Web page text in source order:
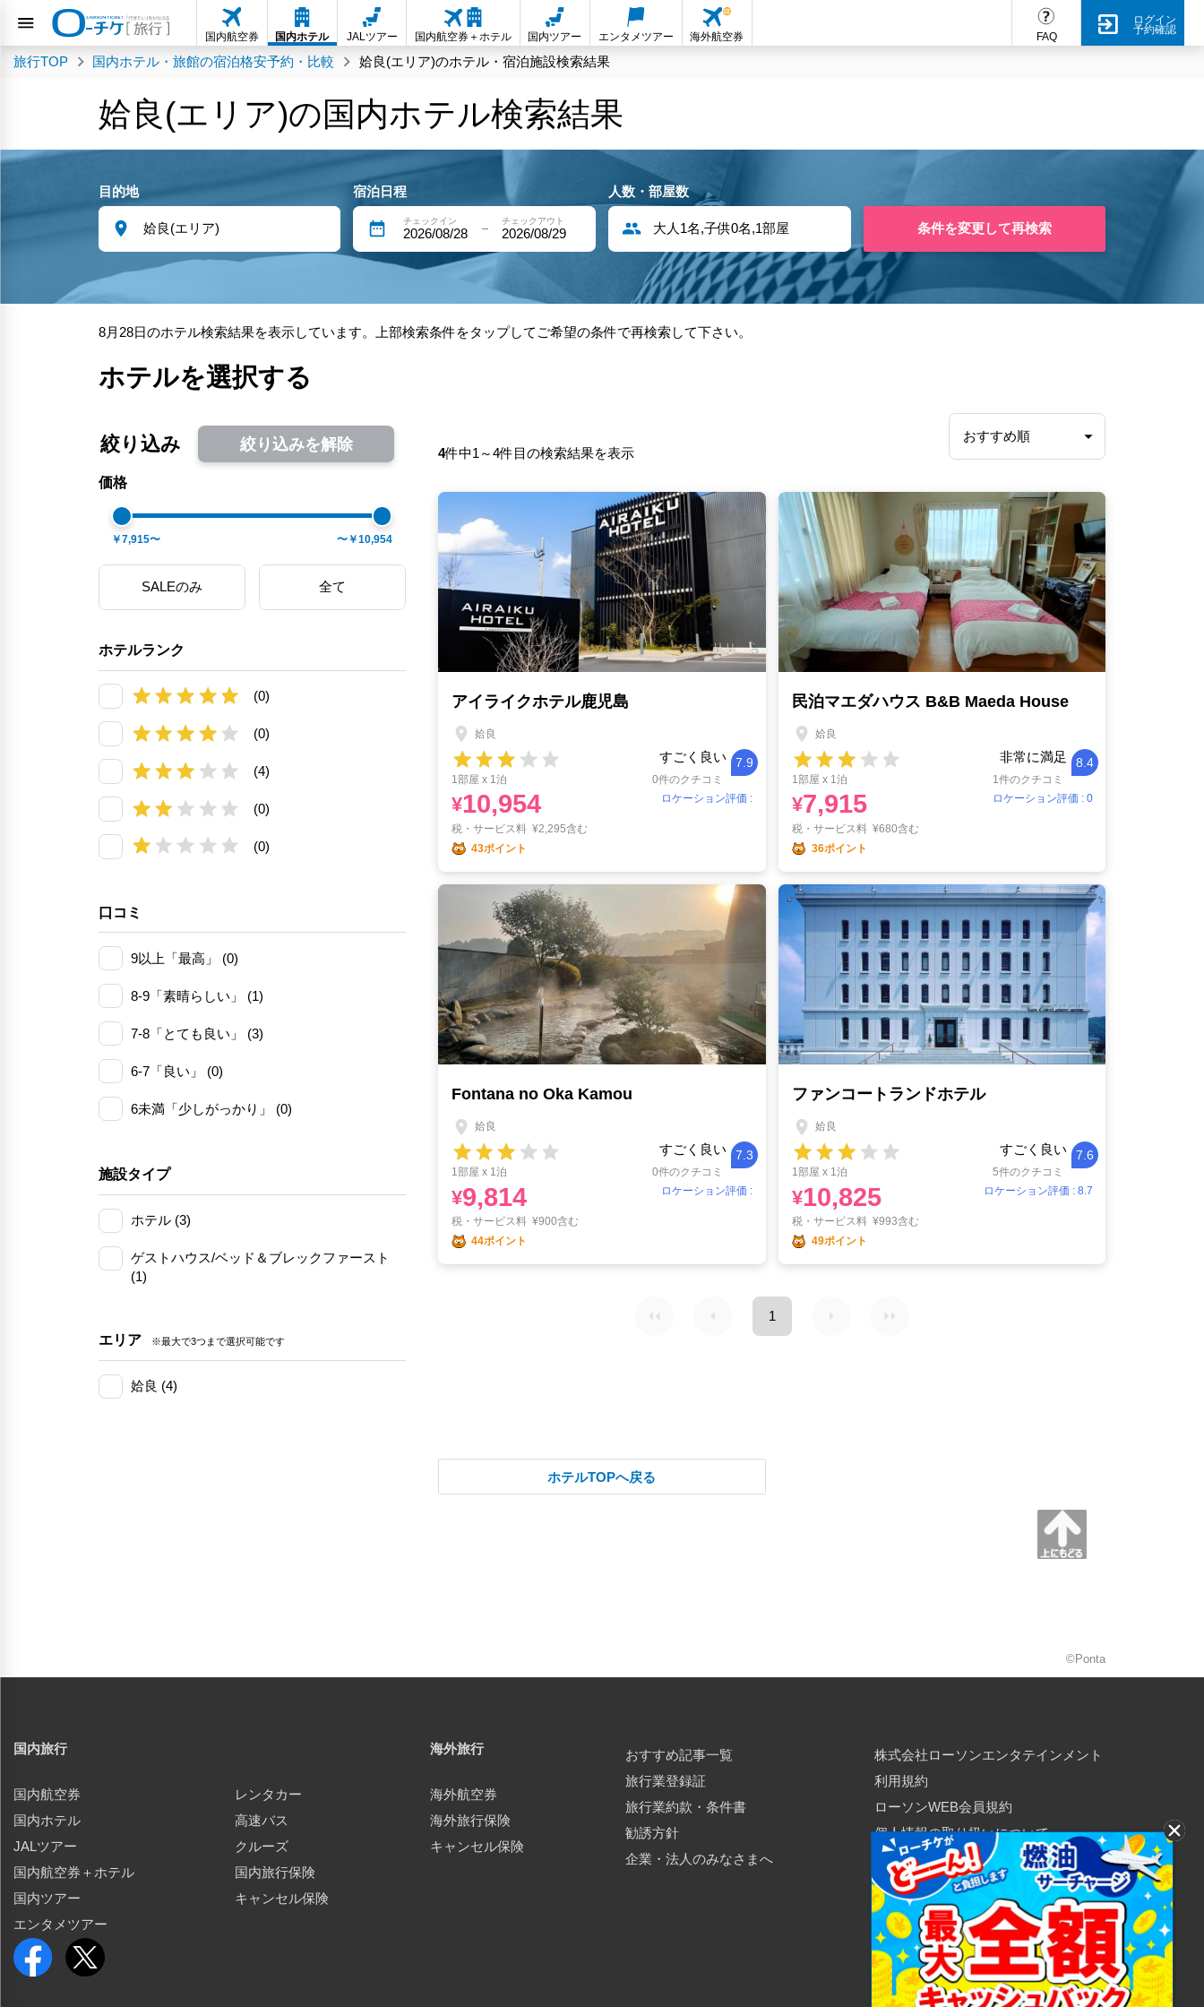
FAQ
ログイン
予約確認
国内航空券 国内ホテル JALツアー 国内航空券＋ホテル 国内ツアー エンタメツアー 海外航空券
旅行TOP 国内ホテル・旅館の宿泊格安予約・比較 姶良(エリア)のホテル・宿泊施設検索結果
姶良(エリア)の国内ホテル検索結果
目的地 宿泊日程
チェックイン
2026/08/28
チェックアウト
2026/08/29
人数・部屋数
大人1名,子供0名,1部屋 条件を変更して再検索
8月28日のホテル検索結果を表示しています。上部検索条件をタップしてご希望の条件で再検索して下さい。
ホテルを選択する
絞り込み 絞り込みを解除
価格
￥7,915〜 〜￥10,954
SALEのみ 全て
ホテルランク
(0)
(0)
(4)
(0)
(0)
口コミ
9以上「最高」 (0)
8-9「素晴らしい」 (1)
7-8「とても良い」 (3)
6-7「良い」 (0)
6未満「少しがっかり」 (0)
施設タイプ
ホテル (3)
ゲストハウス/ベッド＆ブレックファースト
(1)
エリア ※最大で3つまで選択可能です
姶良 (4)
4件中1～4件目の検索結果を表示
アイライクホテル鹿児島
姶良
すごく良い 7.9
1部屋 x 1泊
0件のクチコミ
ロケーション評価 :
¥10,954
税・サービス料 ¥2,295含む
43ポイント
民泊マエダハウス B&B Maeda House
姶良
非常に満足 8.4
1部屋 x 1泊
1件のクチコミ
ロケーション評価 : 0
¥7,915
税・サービス料 ¥680含む
36ポイント
Fontana no Oka Kamou
姶良
すごく良い 7.3
1部屋 x 1泊
0件のクチコミ
ロケーション評価 :
¥9,814
税・サービス料 ¥900含む
44ポイント
ファンコートランドホテル
姶良
すごく良い 7.6
1部屋 x 1泊
5件のクチコミ
ロケーション評価 : 8.7
¥10,825
税・サービス料 ¥993含む
49ポイント
1
ホテルTOPへ戻る
©Ponta
国内旅行
国内航空券
国内ホテル
JALツアー
国内航空券＋ホテル
国内ツアー
エンタメツアー
レンタカー
高速バス
クルーズ
国内旅行保険
キャンセル保険
海外旅行
海外航空券
海外旅行保険
キャンセル保険
おすすめ記事一覧
旅行業登録証
旅行業約款・条件書
勧誘方針
企業・法人のみなさまへ
株式会社ローソンエンタテインメント
利用規約
ローソンWEB会員規約
個人情報の取り扱いについて
個人情報保護方針